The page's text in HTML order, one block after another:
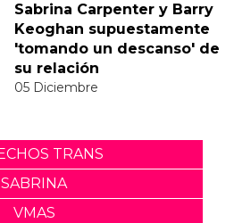
Sabrina Carpenter y Barry
Keoghan supuestamente
'tomando un descanso' de
su relación
05 Diciembre
TRANS
SABRINA
VMAS